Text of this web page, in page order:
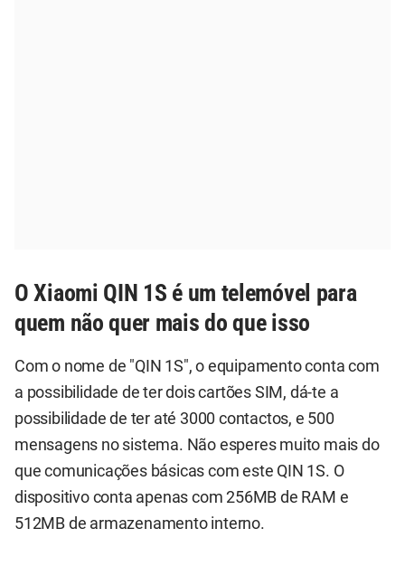
O Xiaomi QIN 1S é um telemóvel para
quem não quer mais do que isso
Com o nome de "QIN 1S", o equipamento conta com
a possibilidade de ter dois cartões SIM, dá-te a
possibilidade de ter até 3000 contactos, e 500
mensagens no sistema. Não esperes muito mais do
que comunicações básicas com este QIN 1S. O
dispositivo conta apenas com 256MB de RAM e
512MB de armazenamento interno.